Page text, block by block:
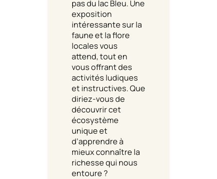
pas du lac Bleu. Une
exposition
intéressante sur la
faune et la flore
locales vous
attend, tout en
vous offrant des
activités ludiques
et instructives. Que
diriez-vous de
découvrir cet
écosystème
unique et
d’apprendre à
mieux connaître la
richesse qui nous
entoure ?